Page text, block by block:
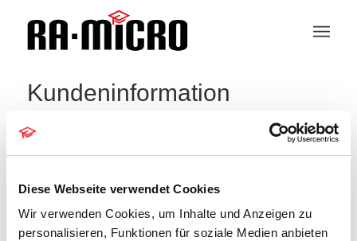
Diese Webseite verwendet Cookies
Wir verwenden Cookies, um Inhalte und Anzeigen zu
personalisieren, Funktionen für soziale Medien anbieten
Kundeninformation
« Alle Veranstaltungen